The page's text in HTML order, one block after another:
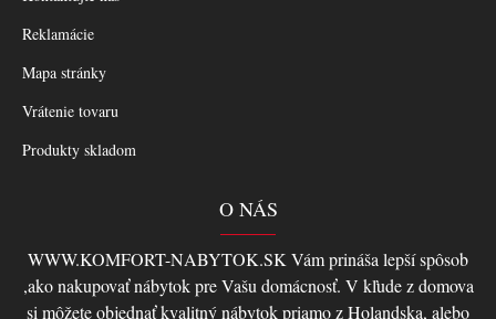
Reklamácie
Mapa stránky
Vrátenie tovaru
Produkty skladom
O NÁS
WWW.KOMFORT-NABYTOK.SK Vám prináša lepší spôsob
,ako nakupovať nábytok pre Vašu domácnosť. V kľude z domova
si môžete objednať kvalitný nábytok priamo z Holandska, alebo